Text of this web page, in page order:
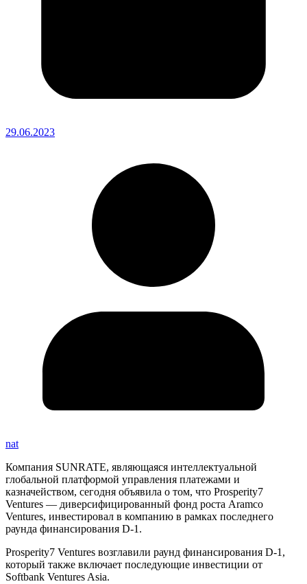
29.06.2023
nat
Компания SUNRATE, являющаяся интеллектуальной
глобальной платформой управления платежами и
казначейством, сегодня объявила о том, что Prosperity7
Ventures — диверсифицированный фонд роста Aramco
Ventures, инвестировал в компанию в рамках последнего
раунда финансирования D-1.
Prosperity7 Ventures возглавили раунд финансирования D-1,
который также включает последующие инвестиции от
Softbank Ventures Asia.